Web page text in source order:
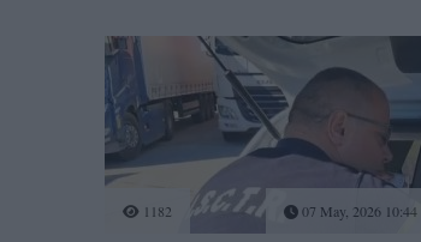
1182 07 May, 2026 10:44